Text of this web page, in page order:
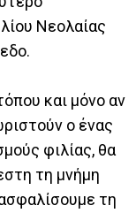
Νεολαίας
και μόνο αν
ο ένας
φιλίας, θα
τη μνήμη
τη